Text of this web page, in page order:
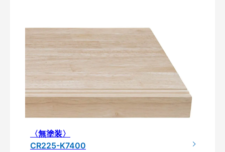
〈無塗装〉
CR225-K7400